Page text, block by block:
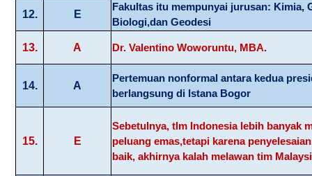
12. E
Fakultas itu mempunyai jurusan: Kimia,
Biologi,dan Geodesi
13. A Dr. Valentino Woworuntu, MBA.
14. A
Pertemuan nonformal antara kedua
berlangsung di lstana Bogor
15. E
Sebetulnya, tlm Indonesia lebih banyak
peluang emas,tetapi karena
baik, akhirnya kalah melawan tim